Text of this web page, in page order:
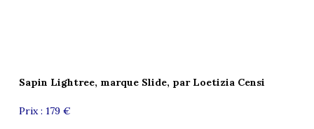
Sapin Lightree, marque Slide, par Loetizia Censi
Prix : 179 €